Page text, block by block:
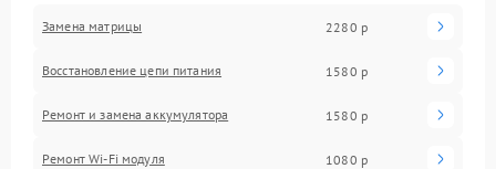
Замена матрицы 2280 р
Восстановление цепи питания 1580 р
Ремонт и замена аккумулятора 1580 р
Ремонт Wi-Fi модуля 1080 р